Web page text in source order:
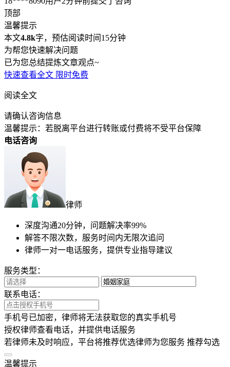
律师
朔城区律师 大同县律师 鹤庆县律师
师 鼓楼区律师
师
内黄县律师 石狮市律师
射洪县律师
展开全部
(99%用户选择)
已经到底啦~
还有疑问，建议直接问律师
6652位律师在线
立即问律师
13****4174用户2分钟前提交了咨询
无锡用户4分钟前提交了咨询
18****3286用户3分钟前提交了咨询
18****8090用户2分钟前提交了咨询
泰州用户3分钟前提交了咨询
13****4174用户2分钟前提交了咨询
南京用户4分钟前提交了咨询
无锡用户4分钟前提交了咨询
18****3286用户3分钟前提交了咨询
18****8090用户2分钟前提交了咨询
泰州用户3分钟前提交了咨询
13****4174用户2分钟前提交了咨询
南京用户4分钟前提交了咨询
无锡用户4分钟前提交了咨询
18****3286用户3分钟前提交了咨询
18****8090用户2分钟前提交了咨询
顶部
温馨提示
本文4.8k字，预估阅读时间15分钟
为帮您快速解决问题
已为您总结提炼文章观点~